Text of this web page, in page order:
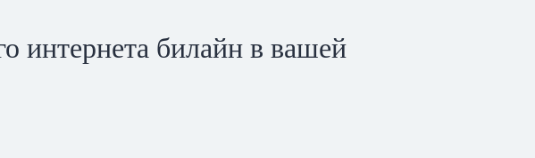
интернета билайн в вашей